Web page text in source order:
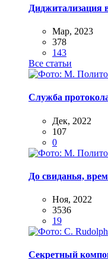
Диджитализация
Мар, 2023
378
143
Все статьи
Служба
Дек, 2022
107
0
До свиданья,
Ноя, 2022
3536
19
Секретный